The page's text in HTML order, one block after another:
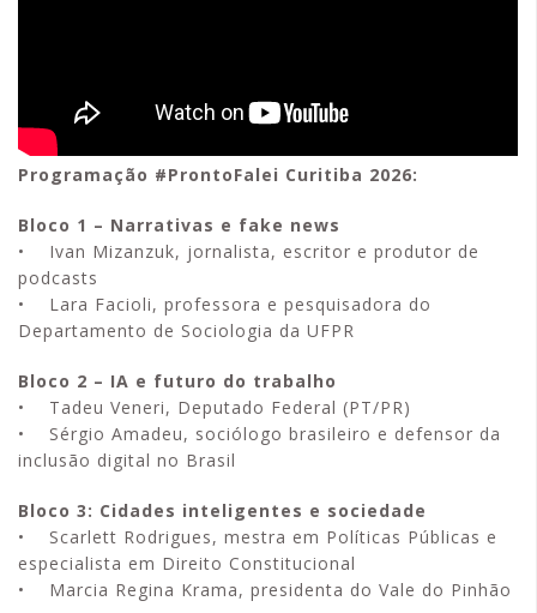
Programação #ProntoFalei Curitiba 2026:
Bloco 1 – Narrativas e fake news
• Ivan Mizanzuk, jornalista, escritor e produtor de
podcasts
• Lara Facioli, professora e pesquisadora do
Departamento de Sociologia da UFPR
Bloco 2 – IA e futuro do trabalho
• Tadeu Veneri, Deputado Federal (PT/PR)
• Sérgio Amadeu, sociólogo brasileiro e defensor da
inclusão digital no Brasil
Bloco 3: Cidades inteligentes e sociedade
• Scarlett Rodrigues, mestra em Políticas Públicas e
especialista em Direito Constitucional
• Marcia Regina Krama, presidenta do Vale do Pinhão